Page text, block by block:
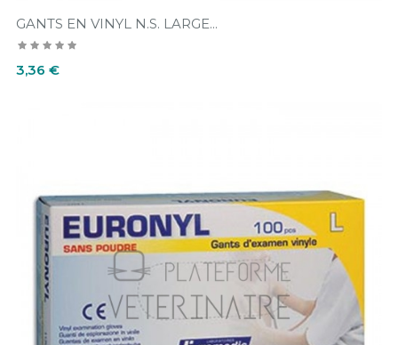
GANTS EN VINYL N.S. LARGE...
Prix
3,36 €